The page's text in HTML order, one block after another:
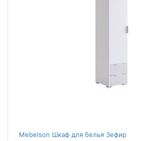
Mebelson Шкаф для белья Зефир